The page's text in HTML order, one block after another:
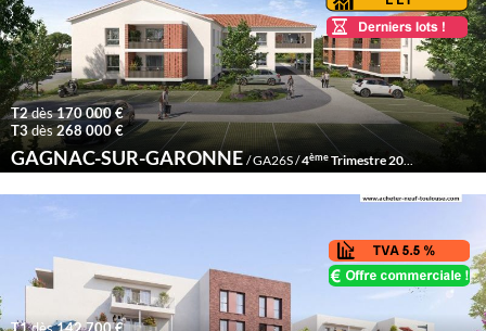
T2dès170 000 €
T3dès268 000 €
GAGNAC-SUR-GARONNE/ GA26S /4èmeTrimestre 2026